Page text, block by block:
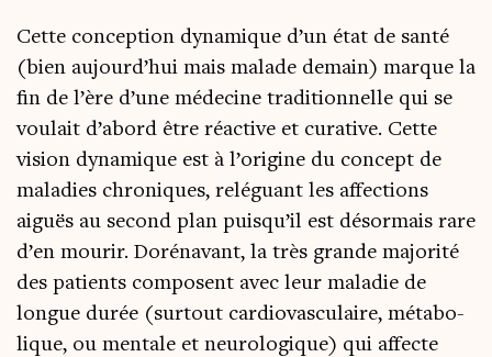
Cette concep­tion dyna­mique d’un état de san­té
(bien aujourd’hui mais malade demain) marque la
fin de l’ère d’une méde­cine tra­di­tion­nelle qui se
vou­lait d’abord être réac­tive et cura­tive. Cette
vision dyna­mique est à l’origine du concept de
mala­dies chro­niques, relé­guant les affec­tions
aiguës au second plan puisqu’il est désor­mais rare
d’en mou­rir. Doré­na­vant, la très grande majo­ri­té
des patients com­posent avec leur mala­die de
longue durée (sur­tout car­dio­vas­cu­laire, méta­bo­
lique, ou men­tale et neu­ro­lo­gique) qui affecte